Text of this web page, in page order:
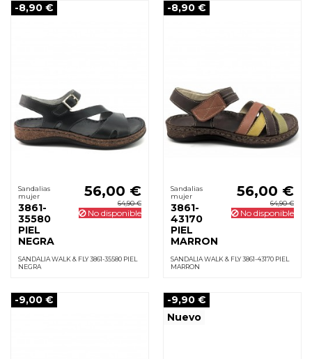
-8,90 €
Sandalias
mujer
3861-
35580
PIEL
NEGRA
56,00 €
64,90 €
No disponible
SANDALIA WALK & FLY 3861-35580 PIEL
NEGRA
-8,90 €
Sandalias
mujer
3861-
43170
PIEL
MARRON
56,00 €
64,90 €
No disponible
SANDALIA WALK & FLY 3861-43170 PIEL
MARRON
-9,00 €
-9,90 €
Nuevo